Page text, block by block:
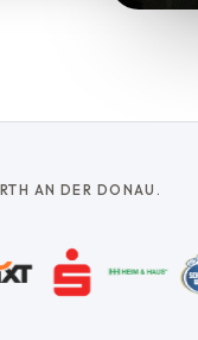
AN DER DONAU.